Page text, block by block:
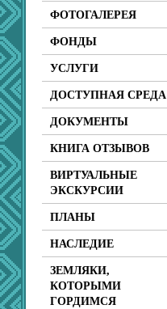
ФОТОГАЛЕРЕЯ
ФОНДЫ
УСЛУГИ
ДОСТУПНАЯ СРЕДА
ДОКУМЕНТЫ
КНИГА ОТЗЫВОВ
ВИРТУАЛЬНЫЕ
ЭКСКУРСИИ
ПЛАНЫ
НАСЛЕДИЕ
ЗЕМЛЯКИ,
КОТОРЫМИ
ГОРДИМСЯ